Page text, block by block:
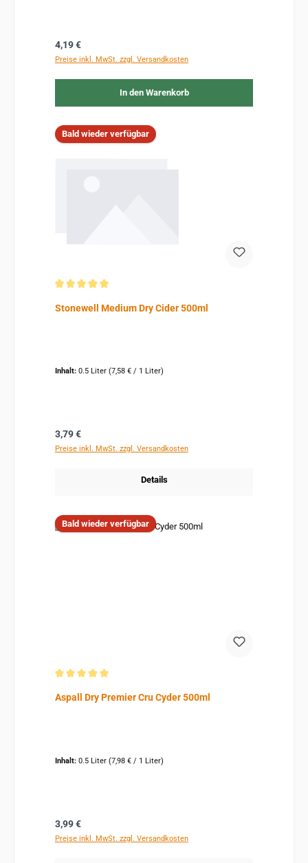
Regulärer Preis:
4,19 €
Preise inkl. MwSt. zzgl. Versandkosten
In den Warenkorb
Bald wieder verfügbar
Stonewell Medium Dry Cider 500ml
Inhalt: 0.5 Liter (7,58 € / 1 Liter)
Regulärer Preis:
3,79 €
Preise inkl. MwSt. zzgl. Versandkosten
Details
Bald wieder verfügbar
Aspall Dry Premier Cru Cyder 500ml
Inhalt: 0.5 Liter (7,98 € / 1 Liter)
Regulärer Preis:
3,99 €
Preise inkl. MwSt. zzgl. Versandkosten